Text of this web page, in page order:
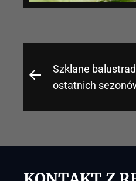
Nawigacja
wpisu
Previous
Szklane
ostatnich